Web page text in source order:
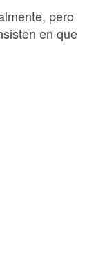
pero
en que